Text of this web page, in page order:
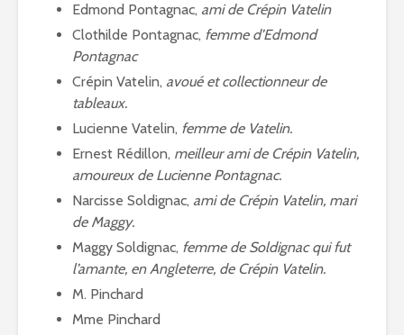
Edmond Pontagnac, ami de Crépin Vatelin
Clothilde Pontagnac, femme d’Edmond
Pontagnac
Crépin Vatelin, avoué et collectionneur de
tableaux.
Lucienne Vatelin, femme de Vatelin.
Ernest Rédillon, meilleur ami de Crépin Vatelin,
amoureux de Lucienne Pontagnac.
Narcisse Soldignac, ami de Crépin Vatelin, mari
de Maggy.
Maggy Soldignac, femme de Soldignac qui fut
l’amante, en Angleterre, de Crépin Vatelin.
M. Pinchard
Mme Pinchard